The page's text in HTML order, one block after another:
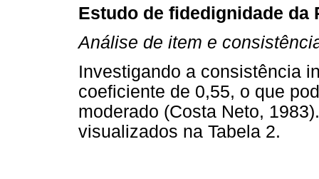
Estudo de fidedignidade da
Análise de item e
Investigando a consistência
coeficiente de 0,55, o que
moderado (Costa Neto,
visualizados na Tabela 2.